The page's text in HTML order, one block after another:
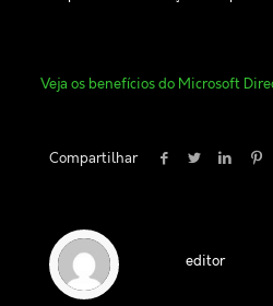
Veja os benefícios do Microsoft
Compartilhar
editor